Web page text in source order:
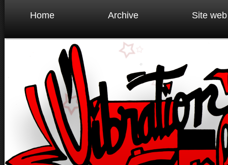
Home Archive Site web